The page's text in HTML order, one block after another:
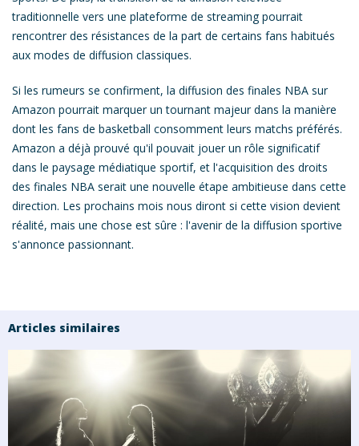
traditionnelle vers une plateforme de streaming pourrait
rencontrer des résistances de la part de certains fans habitués
aux modes de diffusion classiques.
Si les rumeurs se confirment, la diffusion des finales NBA sur
Amazon pourrait marquer un tournant majeur dans la manière
dont les fans de basketball consomment leurs matchs préférés.
Amazon a déjà prouvé qu'il pouvait jouer un rôle significatif
dans le paysage médiatique sportif, et l'acquisition des droits
des finales NBA serait une nouvelle étape ambitieuse dans cette
direction. Les prochains mois nous diront si cette vision devient
réalité, mais une chose est sûre : l'avenir de la diffusion sportive
s'annonce passionnant.
Articles similaires